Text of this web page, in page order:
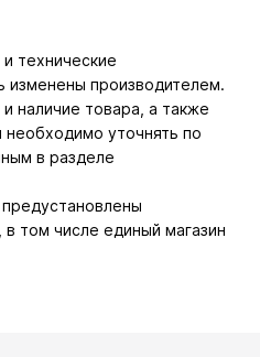
технические
изменены производителем.
наличие товара, а также
необходимо уточнять по
в разделе
том числе единый магазин